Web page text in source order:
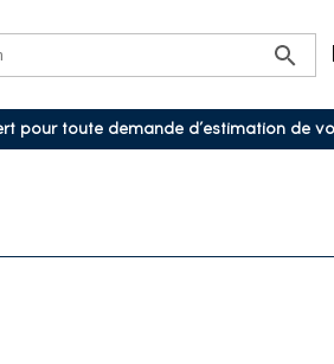
pour toute demande d’estimation de